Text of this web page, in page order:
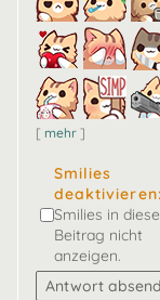
[ mehr ]
Smilies
deaktivieren:
Smilies in
Beitrag nicht
anzeigen.